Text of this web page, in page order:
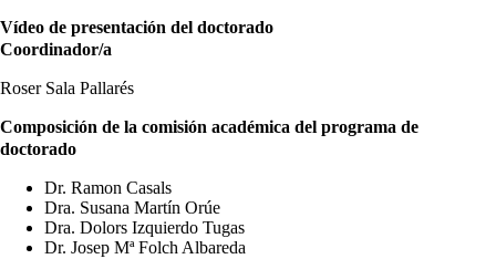
Vídeo de presentación del doctorado
Coordinador/a
Roser Sala Pallarés
Composición de la comisión académica del programa de
doctorado
Dr. Ramon Casals
Dra. Susana Martín Orúe
Dra. Dolors Izquierdo Tugas
Dr. Josep Mª Folch Albareda